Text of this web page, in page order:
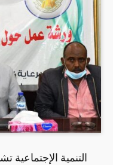
التنمية